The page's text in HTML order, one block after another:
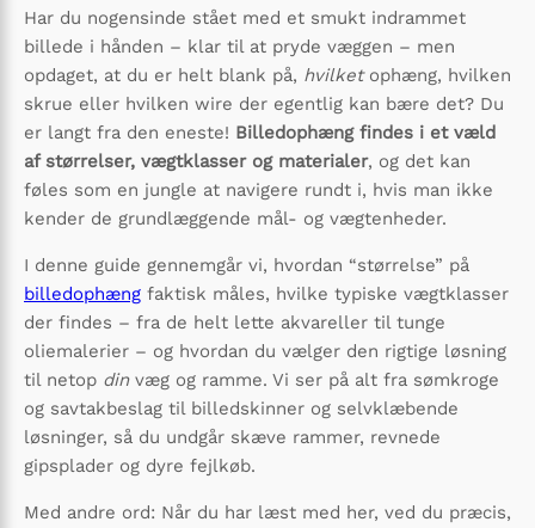
Har du nogensinde stået med et smukt indrammet
billede i hånden – klar til at pryde væggen – men
opdaget, at du er helt blank på, hvilketophæng, hvilken
skrue eller hvilken wire der egentlig kan bære det? Du
er langt fra den eneste! Billedophæng findes i et væld
af størrelser, vægtklasser og materialer, og det kan
føles som en jungle at navigere rundt i, hvis man ikke
kender de grundlæggende mål- og vægtenheder.
I denne guide gennemgår vi, hvordan “størrelse” på
billedophæng faktisk måles, hvilke typiske vægtklasser
der findes – fra de helt lette akvareller til tunge
oliemalerier – og hvordan du vælger den rigtige løsning
til netop dinvæg og ramme. Vi ser på alt fra sømkroge
og savtakbeslag til billedskinner og selvklæbende
løsninger, så du undgår skæve rammer, revnede
gipsplader og dyre fejlkøb.
Med andre ord: Når du har læst med her, ved du præcis,